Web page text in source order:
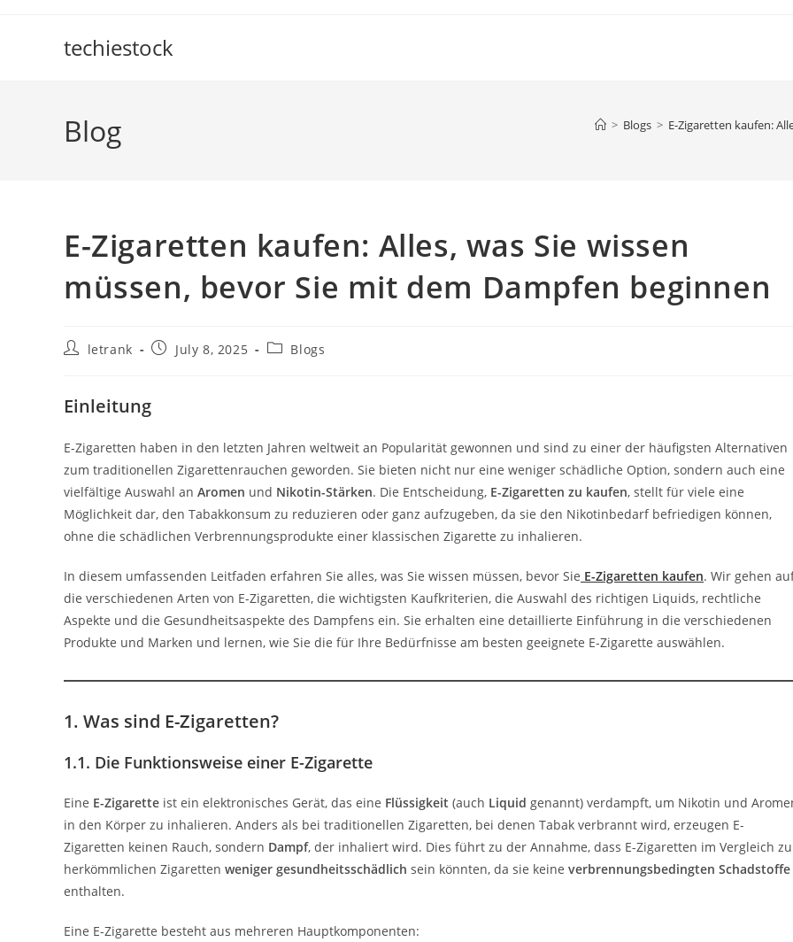
techiestock
Blog > Blogs > E-Zigaretten kaufen:
E-Zigaretten kaufen: Alles, was Sie wissen
müssen, bevor Sie mit dem Dampfen beginnen
Postletrank
PostJuly 8, 2025
PostBlogs
Einleitung
E-Zigaretten haben in den letzten Jahren weltweit an Popularität gewonnen und sind zu einer der häufigsten Alternativen
zum traditionellen Zigarettenrauchen geworden. Sie bieten nicht nur eine weniger schädliche Option, sondern auch eine
vielfältige Auswahl an Aromen und Nikotin-Stärken. Die Entscheidung, E-Zigaretten zu kaufen, stellt für viele eine
Möglichkeit dar, den Tabakkonsum zu reduzieren oder ganz aufzugeben, da sie den Nikotinbedarf befriedigen können,
ohne die schädlichen Verbrennungsprodukte einer klassischen Zigarette zu inhalieren.
In diesem umfassenden Leitfaden erfahren Sie alles, was Sie wissen müssen, bevor Sie E-Zigaretten kaufen. Wir gehen
die verschiedenen Arten von E-Zigaretten, die wichtigsten Kaufkriterien, die Auswahl des richtigen Liquids, rechtliche
Aspekte und die Gesundheitsaspekte des Dampfens ein. Sie erhalten eine detaillierte Einführung in die verschiedenen
Produkte und Marken und lernen, wie Sie die für Ihre Bedürfnisse am besten geeignete E-Zigarette auswählen.
1. Was sind E-Zigaretten?
1.1. Die Funktionsweise einer E-Zigarette
Eine E-Zigarette ist ein elektronisches Gerät, das eine Flüssigkeit (auch Liquid genannt) verdampft, um Nikotin und
in den Körper zu inhalieren. Anders als bei traditionellen Zigaretten, bei denen Tabak verbrannt wird, erzeugen E-
Zigaretten keinen Rauch, sondern Dampf, der inhaliert wird. Dies führt zu der Annahme, dass E-Zigaretten im Vergleich zu
herkömmlichen Zigaretten weniger gesundheitsschädlich sein könnten, da sie keine verbrennungsbedingten Schadstoffe
enthalten.
Eine E-Zigarette besteht aus mehreren Hauptkomponenten: